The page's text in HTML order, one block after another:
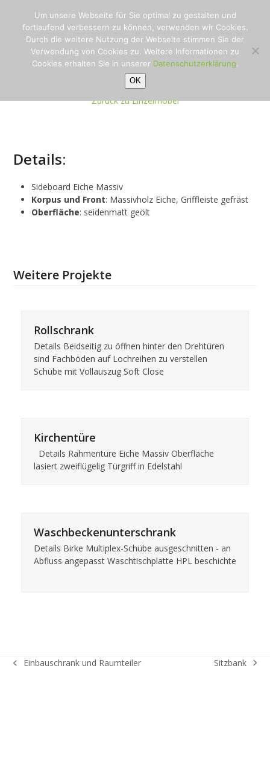
content
Open
mobile
menu
Close
mobile
menu
Sideboard
Startseite»Sideboard
Zurück zu Einzelmöbel
Details:
Sideboard Eiche Massiv
Korpus und Front: Massivholz Eiche, Griffleiste gefräst
Oberfläche: seidenmatt geölt
Weitere Projekte
Rollschrank
Details Beidseitig zu öffnen hinter den Drehtüren
sind Fachböden auf Lochreihen zu verstellen
Schübe mit Vollauszug Soft Close
Kirchentüre
Details Rahmentüre Eiche Massiv Oberfläche
lasiert zweiflügelig Türgriff in Edelstahl
Waschbeckenunterschrank
Details Birke Multiplex-Schübe ausgeschnitten - an
Abfluss angepasst Waschtischplatte HPL beschichte
vorheriger
Einbauschrank und Raumteiler
Nächster
Sitzbank
Um unsere Webseite für Sie optimal zu gestalten und
fortlaufend verbessern zu können, verwenden wir Cookies.
Durch die weitere Nutzung der Webseite stimmen Sie der
Verwendung von Cookies zu. Weitere Informationen zu
Cookies erhalten Sie in unserer Datenschutzerklärung
OK